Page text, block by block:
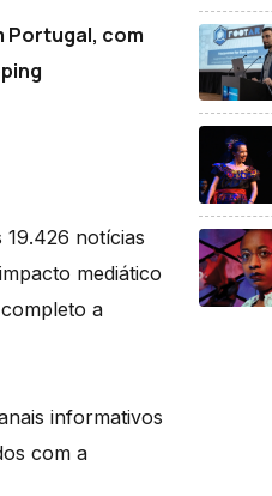
Portugal, com
notícias
mediático
a
informativos
com a